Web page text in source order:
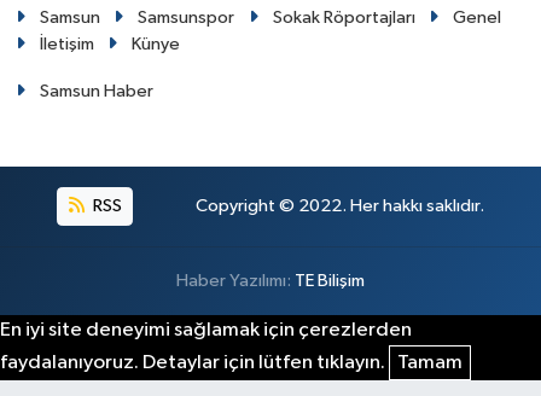
Samsun Samsunspor Sokak Röportajları
Genel
İletişim
Künye
Samsun Haber
RSS Copyright © 2022. Her hakkı saklıdır.
Haber Yazılımı: TE Bilişim
En iyi site deneyimi sağlamak için çerezlerden
faydalanıyoruz. Detaylar için lütfen tıklayın.
Tamam